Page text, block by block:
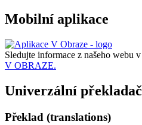
Mobilní aplikace
Sledujte informace z našeho webu v
V OBRAZE.
Univerzální překladač
Překlad (translations)